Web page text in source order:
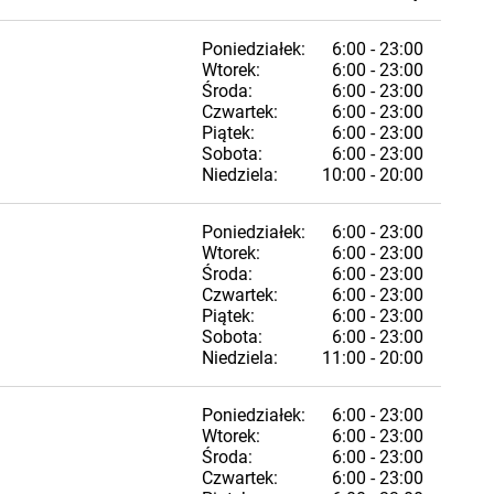
Poniedziałek:
6:00 - 23:00
Wtorek:
6:00 - 23:00
Środa:
6:00 - 23:00
Czwartek:
6:00 - 23:00
Piątek:
6:00 - 23:00
Sobota:
6:00 - 23:00
Niedziela:
10:00 - 20:00
Poniedziałek:
6:00 - 23:00
Wtorek:
6:00 - 23:00
Środa:
6:00 - 23:00
Czwartek:
6:00 - 23:00
Piątek:
6:00 - 23:00
Sobota:
6:00 - 23:00
Niedziela:
11:00 - 20:00
Poniedziałek:
6:00 - 23:00
Wtorek:
6:00 - 23:00
Środa:
6:00 - 23:00
Czwartek:
6:00 - 23:00